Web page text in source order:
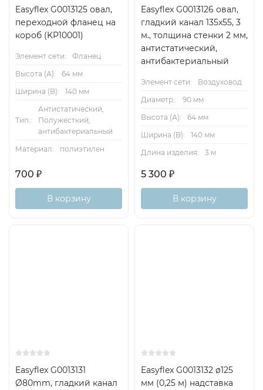
Easyflex G0013125 овал,
переходной фланец на
короб (KP10001)
Элемент сети:
Фланец
Высота (А):
64 мм
Ширина (B):
140 мм
Тип.:
Антистатический,
Полужесткий,
антибактериальный
Материал:
полиэтилен
700 ₽
В корзину
Easyflex G0013126 овал,
гладкий канал 135x55, 3
м., толщина стенки 2 мм,
антистатический,
антибактериальный
Элемент сети:
Воздуховод
Диаметр.:
90 мм
Высота (А):
64 мм
Ширина (B):
140 мм
Длина изделия:
3 м
5 300 ₽
В корзину
Easyflex G0013131
Ø80mm, гладкий канал
Easyflex G0013132 ø125
мм (0,25 м) надставка